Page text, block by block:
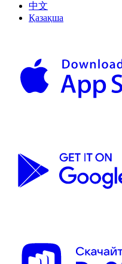
中文
Қазақша